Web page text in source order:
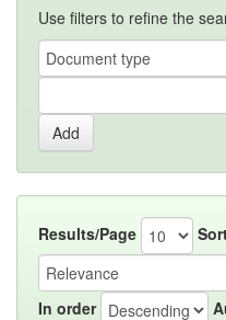
Use filters to refine the
Results/Page
In order